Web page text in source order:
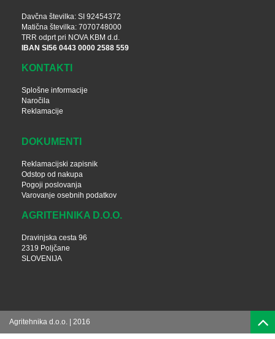
Davčna številka: SI 92454372
Matična številka: 7070748000
TRR odprt pri NOVA KBM d.d.
IBAN SI56 0443 0000 2588 559
KONTAKTI
Splošne informacije
Naročila
Reklamacije
DOKUMENTI
Reklamacijski zapisnik
Odstop od nakupa
Pogoji poslovanja
Varovanje osebnih podatkov
AGRITEHNIKA D.O.O.
Dravinjska cesta 96
2319 Poljčane
SLOVENIJA
Agritehnika d.o.o. | 2016